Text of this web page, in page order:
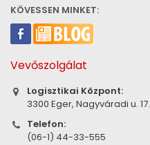
KÖVESSEN MINKET:
Vevőszolgálat
Logisztikai Központ:
3300 Eger, Nagyváradi u. 17.
Telefon:
(06-1) 44-33-555